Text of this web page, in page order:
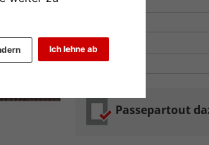
Ich lehne abGlasart wählen:
Passepartout